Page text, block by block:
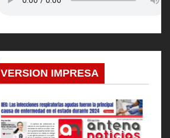
VERSION IMPRESA